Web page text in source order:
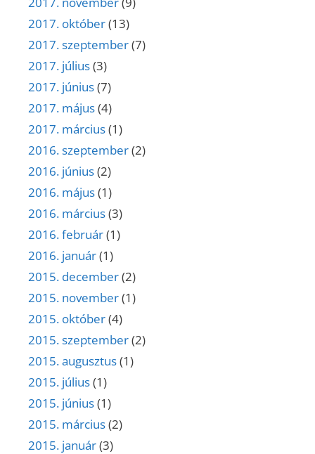
2017. október(13)
2017. szeptember(7)
2017. július(3)
2017. június(7)
2017. május(4)
2017. március(1)
2016. szeptember(2)
2016. június(2)
2016. május(1)
2016. március(3)
2016. február(1)
2016. január(1)
2015. december(2)
2015. november(1)
2015. október(4)
2015. szeptember(2)
2015. augusztus(1)
2015. július(1)
2015. június(1)
2015. március(2)
2015. január(3)